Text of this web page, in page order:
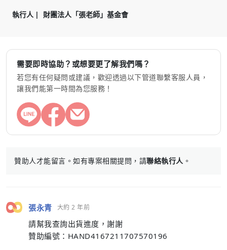
執行人 財團法人「張老師」基金會
需要即時協助？或想要更了解我們嗎？
若您有任何疑問或建議，歡迎透過以下管道聯繫客服人員，
讓我們能第一時間為您服務！
贊助人才能留言。如有專案相關提問，請聯絡執行人 。
張永青 大約 2 年前
請幫我查詢出貨進度，謝謝
贊助編號：HAND4167211707570196